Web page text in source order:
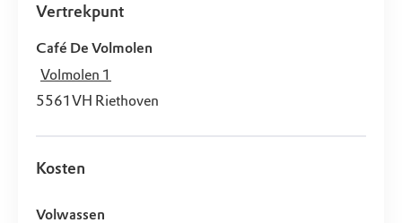
Vertrekpunt
Café De Volmolen
Volmolen 1
5561VH Riethoven
Kosten
Volwassen